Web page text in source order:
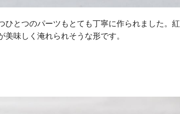
ひとつのパーツもとても丁寧に作られました。紅
味しく淹れられそうな形です。